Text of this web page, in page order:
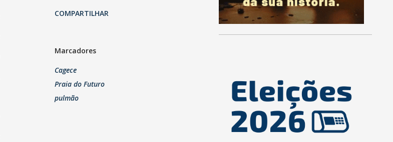
COMPARTILHAR
Marcadores
Cagece
Praia do Futuro
pulmão